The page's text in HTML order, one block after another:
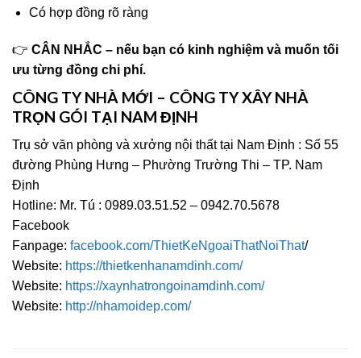
Có hợp đồng rõ ràng
👉 CÂN NHẮC – nếu bạn có kinh nghiệm và muốn tối
ưu từng đồng chi phí.
CÔNG TY NHÀ MỚI – CÔNG TY XÂY NHÀ
TRỌN GÓI TẠI NAM ĐỊNH
Trụ sở văn phòng và xưởng nội thất tại Nam Định : Số 55
đường Phùng Hưng – Phường Trường Thi – TP. Nam
Định
Hotline: Mr. Tú : 0989.03.51.52 – 0942.70.5678
Facebook
Fanpage: facebook.com/ThietKeNgoaiThatNoiThat/
Website: https://thietkenhanamdinh.com/
Website: https://xaynhatrongoinamdinh.com/
Website: http://nhamoidep.com/